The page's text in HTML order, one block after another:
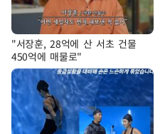
"서장훈, 28억에 산 서초 건물
450억에 매물로"